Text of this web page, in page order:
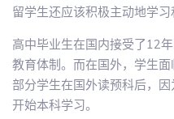
留学生还应该积极主动地学习
高中毕业生在国内接受了12
教育体制。而在国外，学生
部分学生在国外读预科后，
开始本科学习。